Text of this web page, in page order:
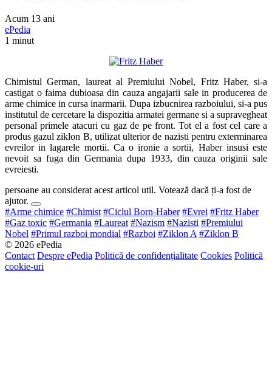
Acum 13 ani
ePedia
1 minut
Chimistul German, laureat al Premiului Nobel, Fritz Haber, si-a
castigat o faima dubioasa din cauza angajarii sale in producerea de
arme chimice in cursa inarmarii. Dupa izbucnirea razboiului, si-a pus
institutul de cercetare la dispozitia armatei germane si a supravegheat
personal primele atacuri cu gaz de pe front. Tot el a fost cel care a
produs gazul ziklon B, utilizat ulterior de nazisti pentru exterminarea
evreilor in lagarele mortii. Ca o ironie a sortii, Haber insusi este
nevoit sa fuga din Germania dupa 1933, din cauza originii sale
evreiesti.
persoane au considerat acest articol util. Votează dacă ți-a fost de
ajutor.
#Arme chimice #Chimist #Ciclul Born-Haber #Evrei #Fritz Haber
#Gaz toxic #Germania #Laureat #Nazism #Nazisti #Premiului
Nobel #Primul razboi mondial #Razboi #Ziklon A #Ziklon B
© 2026 ePedia
Contact Despre ePedia Politică de confidențialitate Cookies Politică
cookie-uri